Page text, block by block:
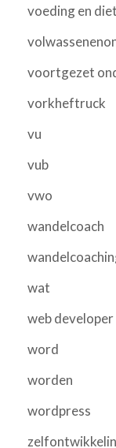
voeding en
voortgezet
vorkheftruck
vu
vub
vwo
wandelcoach
wat
web developer
word
worden
wordpress